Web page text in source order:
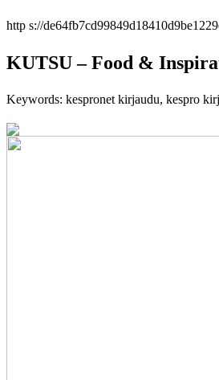
http s://
KUTSU – Food &
Keywords: kespronet kirjaudu, kespro